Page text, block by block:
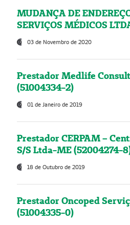
MUDANÇA DE
SERVIÇOS MÉDICOS
03 de Novembro de 2020
Prestador Medlife
(51004334-2)
01 de Janeiro de 2019
Prestador CERPAM –
S/S Ltda-ME (52004274-
18 de Outubro de 2019
Prestador Oncoped
(51004335-0)